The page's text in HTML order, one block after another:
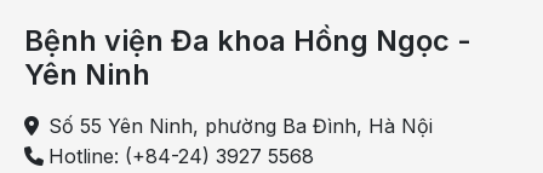
sinh sạch sẽ thì có nguy cơ dẫn tới bệnh da liễu khác
nhưviêm da…
Bệnh viện Đa khoa Hồng Ngọc -
Yên Ninh
Số 55 Yên Ninh, phường Ba Đình, Hà Nội
Hotline: (+84-24) 3927 5568